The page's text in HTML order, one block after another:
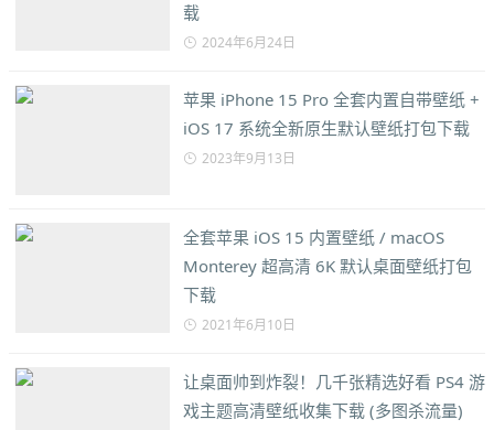
载
2024年6月24日
苹果 iPhone 15 Pro 全套内置自带壁纸 +
iOS 17 系统全新原生默认壁纸打包下载
2023年9月13日
全套苹果 iOS 15 内置壁纸 / macOS
Monterey 超高清 6K 默认桌面壁纸打包
下载
2021年6月10日
让桌面帅到炸裂！几千张精选好看 PS4 游
戏主题高清壁纸收集下载 (多图杀流量)